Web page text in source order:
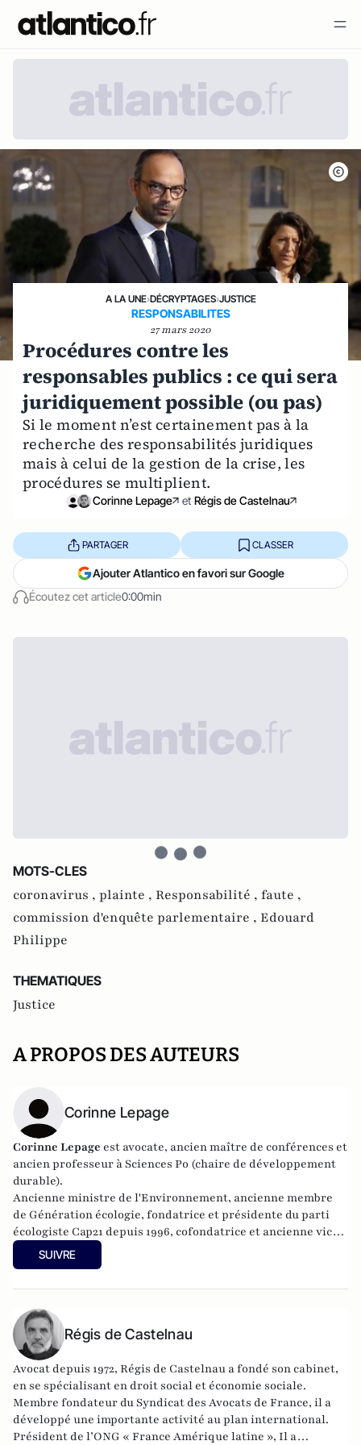
A LA UNE›DÉCRYPTAGES›JUSTICE
RESPONSABILITES
27 mars 2020
Procédures contre les
responsables publics : ce qui sera
juridiquement possible (ou pas)
Si le moment n’est certainement pas à la
recherche des responsabilités juridiques
mais à celui de la gestion de la crise, les
procédures se multiplient.
Corinne Lepage et Régis de Castelnau
Écoutez cet article0:00min
PARTAGER CLASSER
Ajouter Atlantico en favori sur Google
MOTS-CLES
coronavirus , plainte , Responsabilité , faute ,
commission d'enquête parlementaire , Edouard
Philippe
THEMATIQUES
Justice
A PROPOS DES AUTEURS
Corinne Lepage
Corinne Lepage est avocate, ancien maître de conférences et
ancien professeur à Sciences Po (chaire de développement
durable).
Ancienne ministre de l'Environnement, ancienne membre
de Génération écologie, fondatrice et présidente du parti
écologiste Cap21 depuis 1996, cofondatrice et ancienne vice-
présidente du Mouvement démocrate jusqu'en mars 2010,
elle est députée au Parlement européen de 2009 à 2014. En
elle devient présidente du parti LRC - Cap21.
SUIVRE
Régis de Castelnau
Avocat depuis 1972, Régis de Castelnau a fondé son cabinet,
en se spécialisant en droit social et économie sociale.
Membre fondateur du Syndicat des Avocats de France, il a
développé une importante activité au plan international.
Président de l’ONG « France Amérique latine », Il a